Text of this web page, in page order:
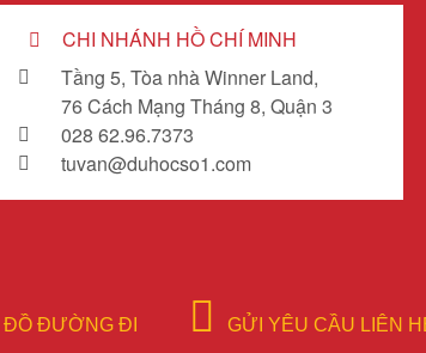
CHI NHÁNH HỒ CHÍ MINH
Tầng 5, Tòa nhà Winner Land,
76 Cách Mạng Tháng 8, Quận 3
028 62.96.7373
tuvan@duhocso1.com
ĐỒ ĐƯỜNG ĐI GỬI YÊU CẦU LIÊN